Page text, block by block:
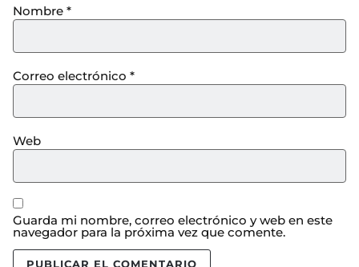
Nombre *
Correo electrónico *
Web
Guarda mi nombre, correo electrónico y web en este
navegador para la próxima vez que comente.